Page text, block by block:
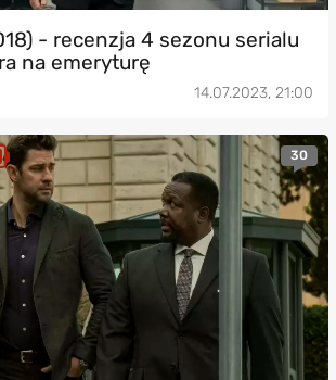
- recenzja 4 sezonu serialu
na emeryturę
14.07.2023, 21:00
30